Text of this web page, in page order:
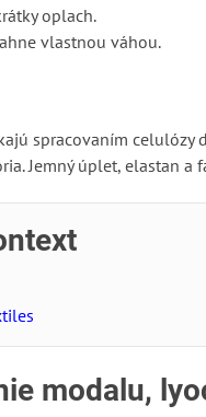
oplach.
vlastnou váhou.
spracovaním
Jemný úplet, elastan
modalu,